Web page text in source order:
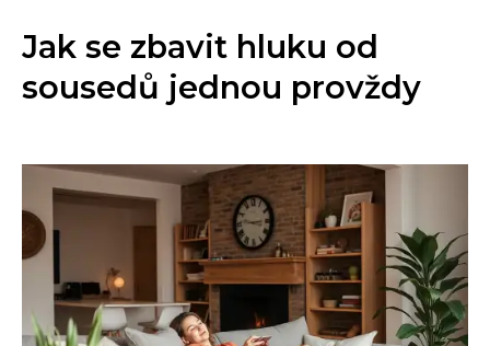
Jak se zbavit hluku od
sousedů jednou provždy